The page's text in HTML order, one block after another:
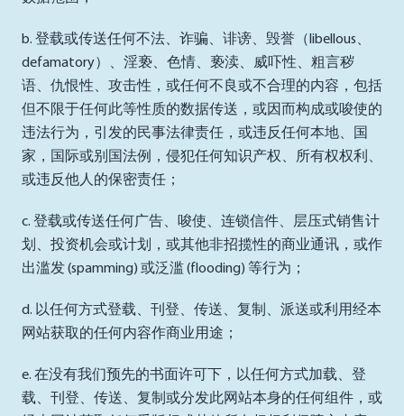
b. 登载或传送任何不法、诈骗、诽谤、毁誉（libellous、
defamatory）、淫亵、色情、亵渎、威吓性、粗言秽
语、仇恨性、攻击性，或任何不良或不合理的内容，包括
但不限于任何此等性质的数据传送，或因而构成或唆使的
违法行为，引发的民事法律责任，或违反任何本地、国
家，国际或别国法例，侵犯任何知识产权、所有权权利、
或违反他人的保密责任；
c. 登载或传送任何广告、唆使、连锁信件、层压式销售计
划、投资机会或计划，或其他非招揽性的商业通讯，或作
出滥发 (spamming) 或泛滥 (flooding) 等行为；
d. 以任何方式登载、刊登、传送、复制、派送或利用经本
网站获取的任何内容作商业用途；
e. 在没有我们预先的书面许可下，以任何方式加载、登
载、刊登、传送、复制或分发此网站本身的任何组件，或